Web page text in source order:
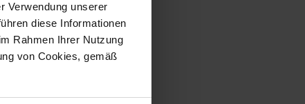
Verwendung unserer
diese Informationen
Rahmen Ihrer Nutzung
von Cookies, gemäß